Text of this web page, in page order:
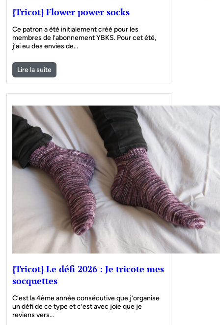
{Tricot} Flower power socks
Ce patron a été initialement créé pour les
membres de l’abonnement YBKS. Pour cet été,
j’ai eu des envies de…
Lire la suite
{Tricot} Le défi 2026 : Je tricote mes
socquettes
C’est la 4ème année consécutive que j’organise
un défi de ce type et c’est avec joie que je
reviens vers…